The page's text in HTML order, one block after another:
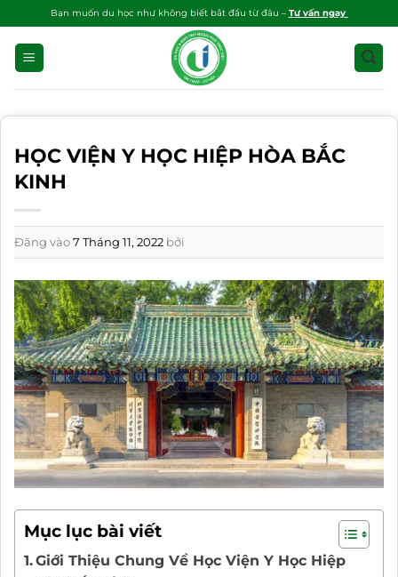
qua
dung
Bạn muốn du học như không biết bắt đầu từ đâu – Tư vấn ngay
HỌC VIỆN Y HỌC HIỆP HÒA BẮC
KINH
Đăng vào7 Tháng 11, 2022 bởi
Mục lục bài viết
Giới Thiệu Chung Về Học Viện Y Học Hiệp